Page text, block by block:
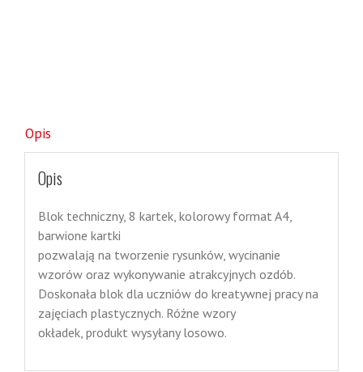
Opis
Opis
Blok techniczny, 8 kartek, kolorowy format A4,
barwione kartki
pozwalają na tworzenie rysunków, wycinanie
wzorów oraz wykonywanie atrakcyjnych ozdób.
Doskonała blok dla uczniów do kreatywnej pracy na
zajęciach plastycznych. Różne wzory
okładek, produkt wysyłany losowo.